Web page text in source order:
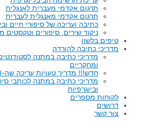
תרגום אקדמי מעברית לאנגלית
תרגום אקדמי מאנגלית לעברית
כתיבה ועריכה של סיפורי חיים
ניקוד שירים, סיפורים וטקסטים
טיפים בלשון
מדריכי כתיבה להורדה
מדריכי כתיבה במתנה
ומחקריים
חדש!!! מדריך טעויות עריכה שה-AI עושה בעבודות אקדמיות
מדריכי כתיבה במתנה לכותבי
וביוגרפיות
לקוחות מספרים
דרושים
צור קשר